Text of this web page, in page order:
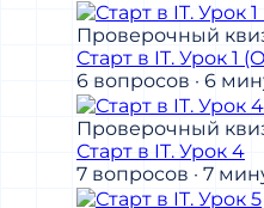
Проверочный
Старт в IT. Урок 1
6 вопросов · 6
Проверочный
Старт в IT. Урок 4
7 вопросов · 7